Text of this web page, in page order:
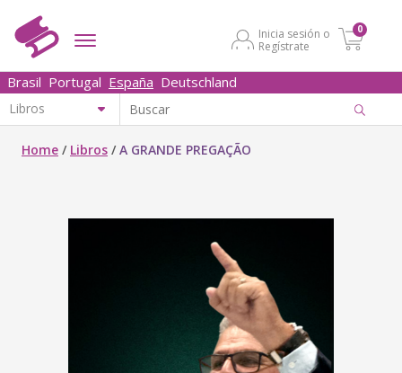
Inicia sesión o
Regístrate
0
Brasil Portugal España Deutschland
Home / Libros /A GRANDE PREGAÇÃO